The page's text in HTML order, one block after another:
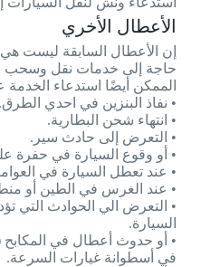
الأعطال الأخري
إن الأعطال السابقة ليست
حاجة إلى خدمات نقل وسحب
الممكن أيضًا استدعاء الخدمة
• نفاذ البنزين في احدي
• انتهاء شحن البطارية.
• التعرض إلى حادث سير.
• أو وقوع السيارة في حفرة
• عند تعطل السيارة في
• عند الغرس في الطين أو
• التعرض الي الحوادث
السيارة.
• أو حدوث أعطال في المكابح
في أسطوانة غيارات السرعة.